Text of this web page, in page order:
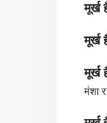
मूर्ख
मूर्ख
मूर्ख
मंशा